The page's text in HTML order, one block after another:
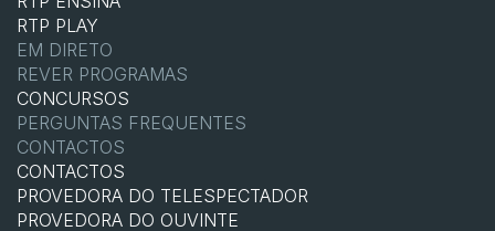
RTP PLAY
EM DIRETO
REVER PROGRAMAS
CONCURSOS
PERGUNTAS FREQUENTES
CONTACTOS
CONTACTOS
PROVEDORA DO TELESPECTADOR
PROVEDORA DO OUVINTE